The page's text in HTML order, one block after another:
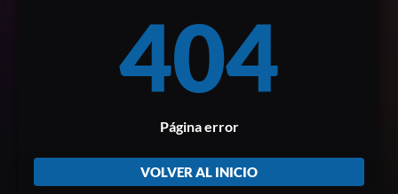
404
Página error
VOLVER AL INICIO